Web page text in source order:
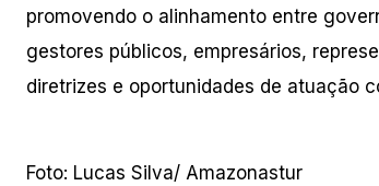
promovendo o alinhamento entre
gestores públicos, empresários,
diretrizes e oportunidades de atuação
Foto: Lucas Silva/ Amazonastur